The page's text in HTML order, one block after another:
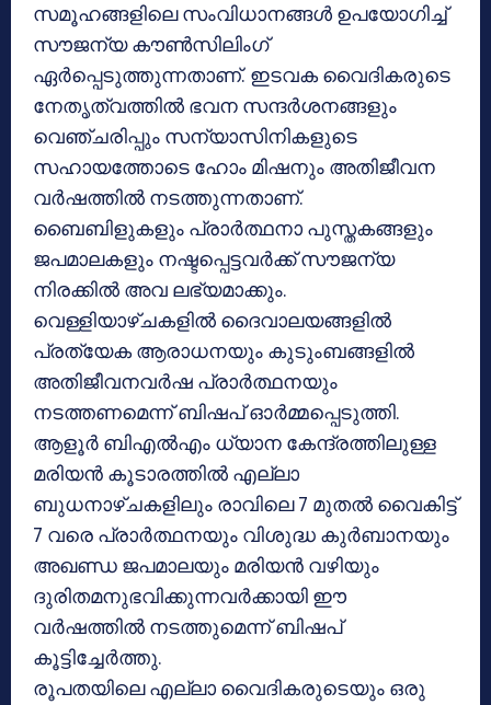
സമൂഹങ്ങളിലെ സംവിധാനങ്ങള്‍ ഉപയോഗിച്ച്
സൗജന്യ കൗണ്‍സിലിംഗ്
ഏര്‍പ്പെടുത്തുന്നതാണ്. ഇടവക വൈദികരുടെ
നേതൃത്വത്തില്‍ ഭവന സന്ദര്‍ശനങ്ങളും
വെഞ്ചരിപ്പും സന്യാസിനികളുടെ
സഹായത്തോടെ ഹോം മിഷനും അതിജീവന
വര്‍ഷത്തില്‍ നടത്തുന്നതാണ്.
ബൈബിളുകളും പ്രാര്‍ത്ഥനാ പുസ്തകങ്ങളും
ജപമാലകളും നഷ്ടപ്പെട്ടവര്‍ക്ക് സൗജന്യ
നിരക്കില്‍ അവ ലഭ്യമാക്കും.
വെള്ളിയാഴ്ചകളില്‍ ദൈവാലയങ്ങളില്‍
പ്രത്യേക ആരാധനയും കുടുംബങ്ങളില്‍
അതിജീവനവര്‍ഷ പ്രാര്‍ത്ഥനയും
നടത്തണമെന്ന് ബിഷപ് ഓര്‍മ്മപ്പെടുത്തി.
ആളൂര്‍ ബിഎല്‍എം ധ്യാന കേന്ദ്രത്തിലുള്ള
മരിയന്‍ കൂടാരത്തില്‍ എല്ലാ
ബുധനാഴ്ചകളിലും രാവിലെ 7 മുതല്‍ വൈകിട്ട്
7 വരെ പ്രാര്‍ത്ഥനയും വിശുദ്ധ കുര്‍ബാനയും
അഖണ്ഡ ജപമാലയും മരിയന്‍ വഴിയും
ദുരിതമനുഭവിക്കുന്നവര്‍ക്കായി ഈ
വര്‍ഷത്തില്‍ നടത്തുമെന്ന് ബിഷപ്
കൂട്ടിച്ചേര്‍ത്തു.
രൂപതയിലെ എല്ലാ വൈദികരുടെയും ഒരു